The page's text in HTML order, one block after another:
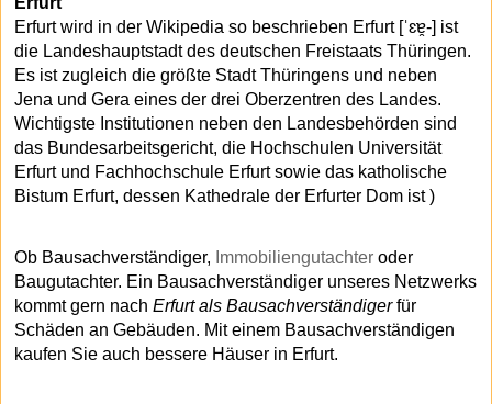
Erfurt wird in der Wikipedia so beschrieben Erfurt [ˈɛɐ̯-] ist
die Landeshauptstadt des deutschen Freistaats Thüringen.
Es ist zugleich die größte Stadt Thüringens und neben
Jena und Gera eines der drei Oberzentren des Landes.
Wichtigste Institutionen neben den Landesbehörden sind
das Bundesarbeitsgericht, die Hochschulen Universität
Erfurt und Fachhochschule Erfurt sowie das katholische
Bistum Erfurt, dessen Kathedrale der Erfurter Dom ist )
Ob Bausachverständiger, Immobiliengutachter oder
Baugutachter. Ein Bausachverständiger unseres Netzwerks
kommt gern nach Erfurt als Bausachverständigerfür
Schäden an Gebäuden. Mit einem Bausachverständigen
kaufen Sie auch bessere Häuser in Erfurt.